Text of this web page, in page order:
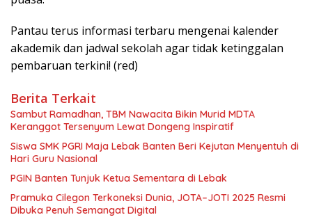
Pantau terus informasi terbaru mengenai kalender
akademik dan jadwal sekolah agar tidak ketinggalan
pembaruan terkini! (red)
Berita Terkait
Sambut Ramadhan, TBM Nawacita Bikin Murid MDTA
Keranggot Tersenyum Lewat Dongeng Inspiratif
Siswa SMK PGRI Maja Lebak Banten Beri Kejutan Menyentuh di
Hari Guru Nasional
PGIN Banten Tunjuk Ketua Sementara di Lebak
Pramuka Cilegon Terkoneksi Dunia, JOTA–JOTI 2025 Resmi
Dibuka Penuh Semangat Digital